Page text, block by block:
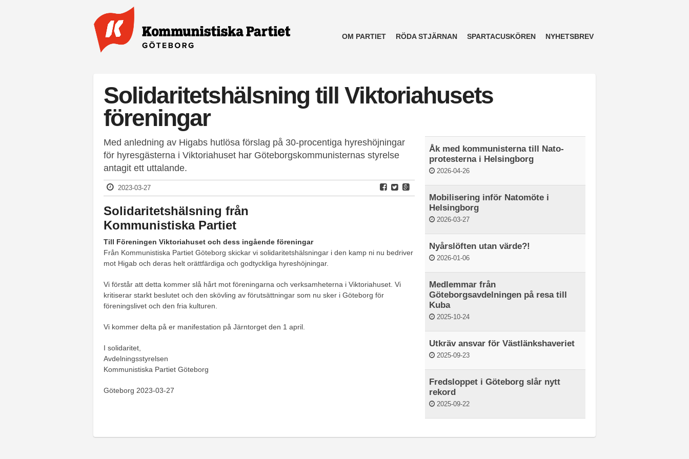
OM PARTIET RÖDA STJÄRNAN SPARTACUSKÖREN NYHETSBREV
Solidaritetshälsning till Viktoriahusets
föreningar
Med anledning av Higabs hutlösa förslag på 30-procentiga hyreshöjningar
för hyresgästerna i Viktoriahuset har Göteborgskommunisternas styrelse
antagit ett uttalande.
2023-03-27
Solidaritetshälsning från
Kommunistiska Partiet
Till Föreningen Viktoriahuset och dess ingående föreningar
Från Kommunistiska Partiet Göteborg skickar vi solidaritetshälsningar i den kamp ni nu bedriver
mot Higab och deras helt orättfärdiga och godtyckliga hyreshöjningar.
Vi förstår att detta kommer slå hårt mot föreningarna och verksamheterna i Viktoriahuset. Vi
kritiserar starkt beslutet och den skövling av förutsättningar som nu sker i Göteborg för
föreningslivet och den fria kulturen.
Vi kommer delta på er manifestation på Järntorget den 1 april.
I solidaritet,
Avdelningsstyrelsen
Kommunistiska Partiet Göteborg
Göteborg 2023-03-27
Åk med kommunisterna till Nato-
protesterna i Helsingborg
2026-04-26
Mobilisering inför Natomöte i
Helsingborg
2026-03-27
Nyårslöften utan värde?!
2026-01-06
Medlemmar från
Göteborgsavdelningen på resa till
Kuba
2025-10-24
Utkräv ansvar för Västlänkshaveriet
2025-09-23
Fredsloppet i Göteborg slår nytt
rekord
2025-09-22